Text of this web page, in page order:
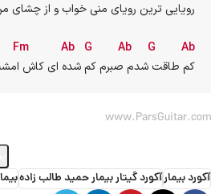
رویایی ترین رویای منی خواب و از چشای
Fm Ab G Ab G
Ab
کم طاقت شدم صبرم کم شده ای کاش امشب
www.ParsGuitar.com
آکورد بیمارآکورد گیتار بیمار حمید طالب زاده